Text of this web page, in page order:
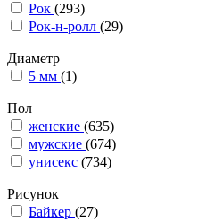
Рок (293)
Рок-н-ролл (29)
Диаметр
5 мм (1)
Пол
женские (635)
мужские (674)
унисекс (734)
Рисунок
Байкер (27)